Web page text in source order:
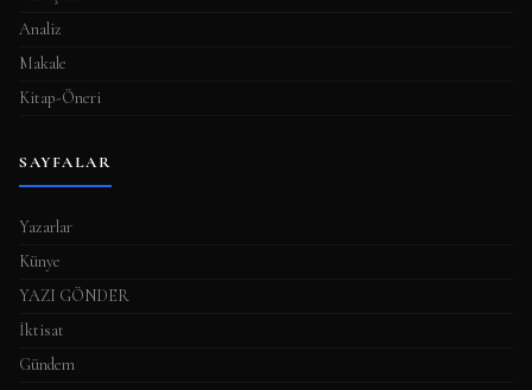
Analiz
Makale
Kitap-Öneri
SAYFALAR
Yazarlar
Künye
YAZI GÖNDER
İktisat
Gündem